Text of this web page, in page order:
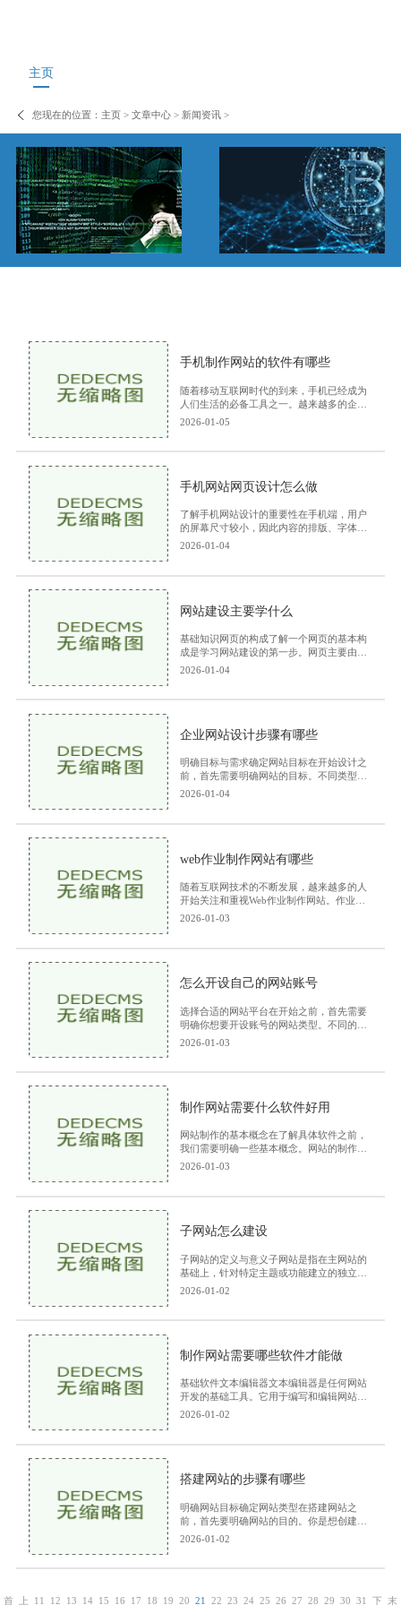
主页
您现在的位置： 主页 >文章中心 > 新闻资讯 >
手机制作网站的软件有哪些
随着移动互联网时代的到来，手机已经成为
人们生活的必备工具之一。越来越多的企业
和个人也开始意识到手机网站的重要性。手
2026-01-05
手机网站网页设计怎么做
了解手机网站设计的重要性在手机端，用户
的屏幕尺寸较小，因此内容的排版、字体的
选择以及交互设计都需特别注意。良好的用
2026-01-04
网站建设主要学什么
基础知识网页的构成了解一个网页的基本构
成是学习网站建设的第一步。网页主要由以
下几部分组成HTML（超文本标记语言）：
2026-01-04
企业网站设计步骤有哪些
明确目标与需求确定网站目标在开始设计之
前，首先需要明确网站的目标。不同类型的
企业网站目标不同，常见的目标包括提高品
2026-01-04
web作业制作网站有哪些
随着互联网技术的不断发展，越来越多的人
开始关注和重视Web作业制作网站。作业制
作网站通过在线平台提供教育资源和学习支
2026-01-03
怎么开设自己的网站账号
选择合适的网站平台在开始之前，首先需要
明确你想要开设账号的网站类型。不同的平
台有不同的用途，常见的网站平台包括社交
2026-01-03
制作网站需要什么软件好用
网站制作的基本概念在了解具体软件之前，
我们需要明确一些基本概念。网站的制作通
常包括以下几个步骤规划网站结构：明确网
2026-01-03
子网站怎么建设
子网站的定义与意义子网站是指在主网站的
基础上，针对特定主题或功能建立的独立页
面或一组页面。它通常具有自己的URL结构
2026-01-02
制作网站需要哪些软件才能做
基础软件文本编辑器文本编辑器是任何网站
开发的基础工具。它用于编写和编辑网站代
码。以下是一些常用的文本编辑器
2026-01-02
搭建网站的步骤有哪些
明确网站目标确定网站类型在搭建网站之
前，首先要明确网站的目的。你是想创建一
个个人博客、一个企业宣传网站，还是一个
2026-01-02
首 上 11 12 13 14 15 16 17 18 19 20 21 22 23 24 25 26 27 28 29 30 31 下 末